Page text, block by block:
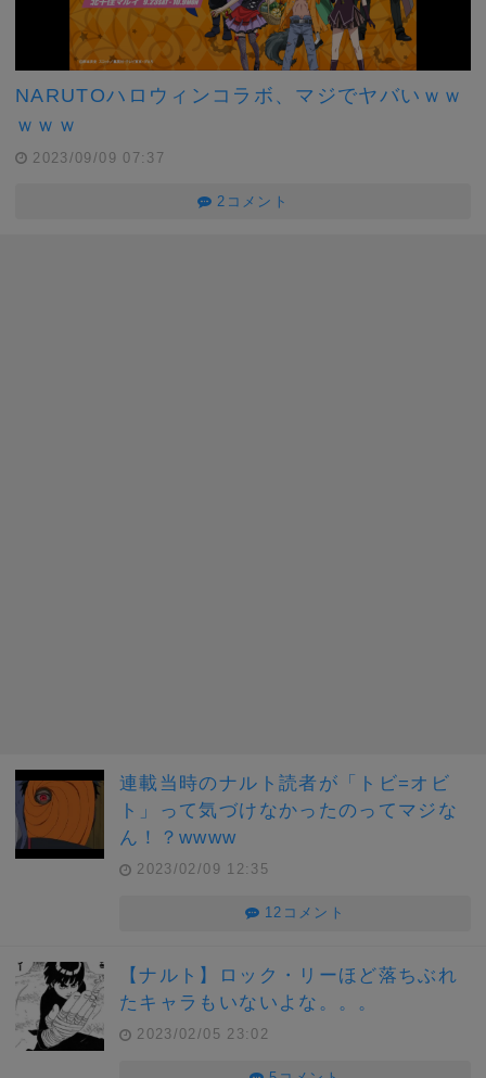
NARUTOハロウィンコラボ、マジでヤバいｗｗ
ｗｗｗ
2023/09/09 07:37
2コメント
連載当時のナルト読者が「トビ=オビ
ト」って気づけなかったのってマジな
ん！？wwww
2023/02/09 12:35
12コメント
【ナルト】ロック・リーほど落ちぶれ
たキャラもいないよな。。。
2023/02/05 23:02